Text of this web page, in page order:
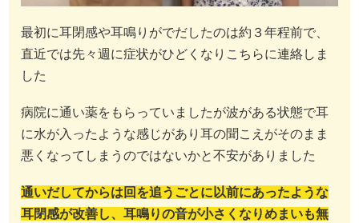
最初に耳閉感や耳鳴りがでだしたのは約３年程前で、
直近では先々週に症状がひどくなりこちらに連絡しま
した
病院に通い薬をもらっていましたが波がある状態で耳
に水が入ったような感じがあり耳の聞こえがそのまま
悪くなってしまうのではないかと不安がありました
通いだしてからは回を追うごとに以前にあったような
耳閉感が改善し、耳鳴りの音が小さくなりめまいも無